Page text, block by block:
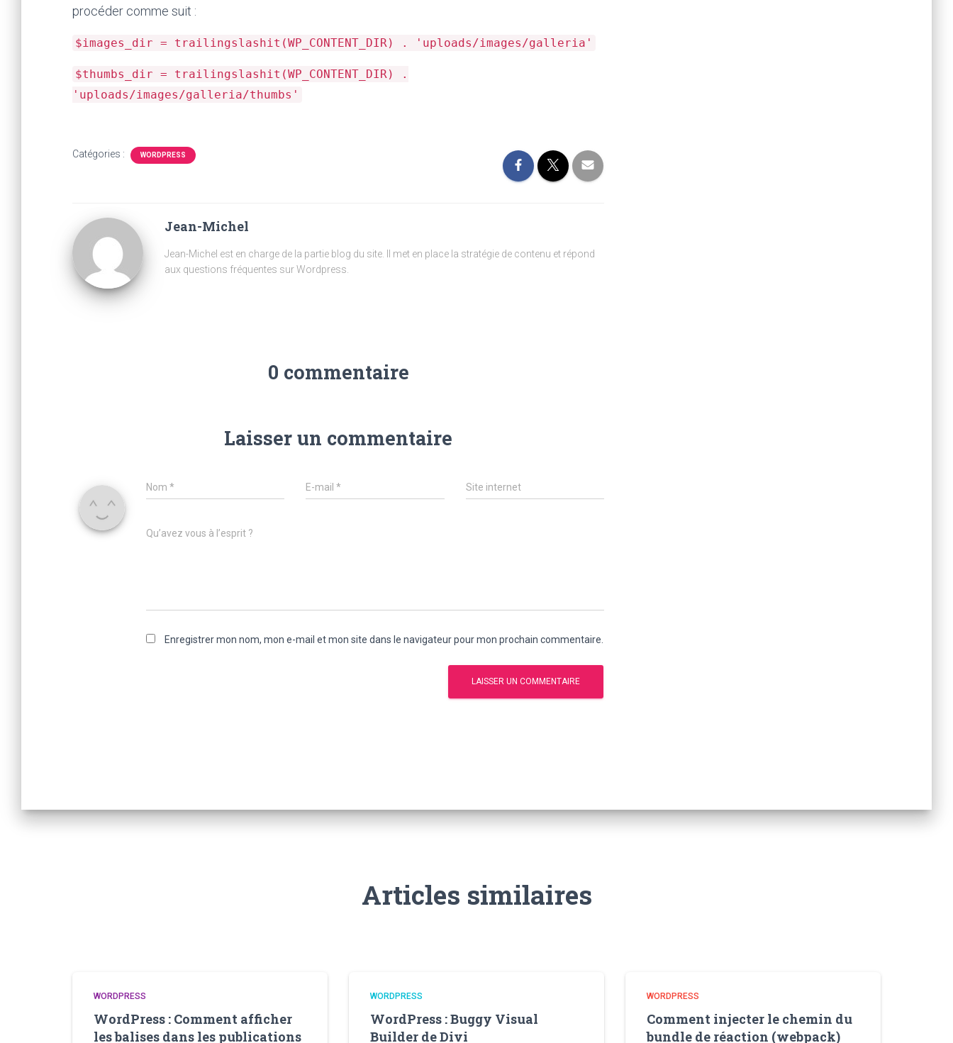
procéder comme suit :
$images_dir = trailingslashit(WP_CONTENT_DIR) . 'uploads/images/galleria'
$thumbs_dir = trailingslashit(WP_CONTENT_DIR) .
'uploads/images/galleria/thumbs'
Catégories : WORDPRESS
Jean-Michel
Jean-Michel est en charge de la partie blog du site. Il met en place la stratégie de contenu et répond
aux questions fréquentes sur Wordpress.
0 commentaire
Laisser un commentaire
Nom * E-mail* Site internet
Qu’avez vous à l’esprit ?
Enregistrer mon nom, mon e-mail et mon site dans le navigateur pour mon prochain commentaire.
Articles similaires
WORDPRESS
WordPress : Comment afficher
les balises dans les publications
WORDPRESS
WordPress : Buggy Visual
Builder de Divi
WORDPRESS
Comment injecter le chemin du
bundle de réaction (webpack)